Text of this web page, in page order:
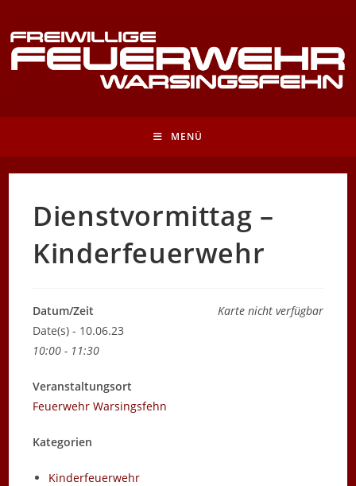
Inhalt
springen
MENÜ
Dienstvormittag –
Kinderfeuerwehr
Karte nicht verfügbar
Datum/Zeit
Date(s) - 10.06.23
10:00 - 11:30
Veranstaltungsort
Feuerwehr Warsingsfehn
Kategorien
Kinderfeuerwehr